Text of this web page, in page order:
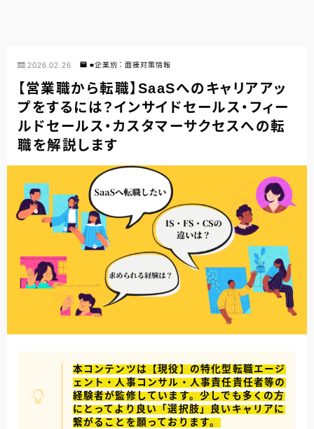
2026.02.26 ■企業別：面接対策情報
【営業職から転職】SaaSへのキャリアアッ
プをするには？インサイドセールス・フィー
ルドセールス・カスタマーサクセスへの転
職を解説します
本コンテンツは【現役】の特化型転職エージ
ェント・人事コンサル・人事責任責任者等の
経験者が監修しています。少しでも多くの方
にとってより良い「選択肢」良いキャリアに
繋がることを願っております。